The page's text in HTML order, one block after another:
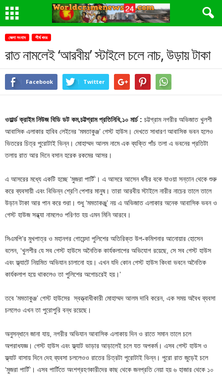
জেলা সংবাদ শীর্ষ খবর
রাত নামলেই ‘আরবীয়’ স্টাইলে চলে নাচ, উড়ায় টাকা
Facebook Twitter
ওয়ার্ল্ড ক্রাইম নিউজ বিডি ডট কম,চট্টগ্রাম প্রতিনিধি,১০ মার্চ : চট্টগ্রাম নগরীর অভিজাত খুলশী
আবাসিক এলাকার হাবিব লেইনের ‘মমতাকুঞ্জ’ গেস্ট হাউস। দেখতে সাধারণ আবাসিক ভবন হলেও
ভিতরের চিত্র পুরোটাই ভিন্ন। মোহাম্মদ আলম নামে এক ব্যক্তি পাঁচ তলা এ ভবনের প্রতিটা
তলায় রাত আর দিনে বসান হরেক রকমের আসর।
এ আসরের মধ্যে একটি হচ্ছে ‘মুজরা পার্টি’। এ আসরে আসেন ধনীর বকে যাওয়া সন্তান থেকে শুরু
করে ব্যবসায়ী এবং বিভিন্ন শ্রেণি পেশার মানুষ। তারা আরবীয় স্টাইলে নারীর নাচের তালে তালে
উড়ান টাকা আর পান করে শুরা। শুধু ‘মমতাকঞ্জু’ নয় এ অভিজাত এলাকার অনেক আবাসিক ভবন ও
গেস্ট হাউজ সন্ধ্যা নামলেও পরিণত হয় এমন মিনি আরবে।
সিএমপি’র মুখপাত্র ও মহানগর গোয়েন্দা পুলিশের অতিরিক্ত উপ-কমিশনার আনোয়ার হোসেন
বলেন, ‘খুলশীর যে সব গেস্ট হাউসে অনৈতিক কার্যকলাপের অভিযোগ রয়েছে, সে সব গেস্ট হাউস
এবং ফ্ল্যাটে নিয়মিত অভিযান চালানো হয়। এখন যদি কোন গেস্ট হাউস কিংবা ভবনে অনৈতিক
কার্যকলাপ হয়ে থাকলেও তা পুলিশের অগোচরেই হয়।’
তবে ‘মমতাকুঞ্জ’ গেস্ট হাউসের স্বত্ত্বাধীকারী মোহাম্মদ আলম দাবি করেন, এক সময় অবৈধ ব্যবসা
চললেও এখন তা পুরোপুরি বন্ধ রয়েছে।
অনুসন্ধানে জানা যায়, নগরীর অভিযান আবাসিক এলাকায় দিন ও রাতে সমান তালে চলে
অপরাধযজ্ঞ। গেস্ট হাউস এবং ফ্ল্যাট ভাড়ার আড়ালেই চলে যত অপকর্ম। এসব গেস্ট হাউস ও
ফ্ল্যাট বাসায় দিনে দেহ ব্যবসা চললেওও রাতের চিত্রটা পুরোটাই ভিন্ন। পুরো রাত জুড়েই চলে
‘মুজরা পার্টি’। এসব পার্টিতে অংশগ্রহণকারীদের কাছ থেকে জনপ্রতি নেয়া হয় ৬ হাজার থেকে ১০